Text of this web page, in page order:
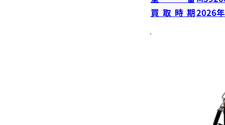
買取時期2026